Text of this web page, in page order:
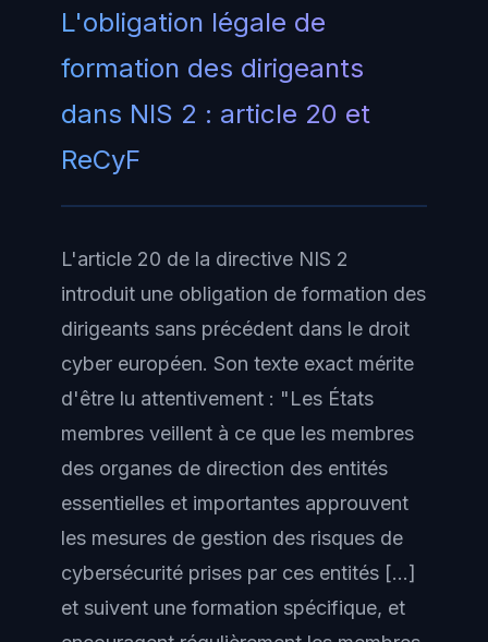
L'obligation légale de
formation des dirigeants
dans NIS 2 : article 20 et
ReCyF
L'article 20 de la directive NIS 2
introduit une obligation de formation des
dirigeants sans précédent dans le droit
cyber européen. Son texte exact mérite
d'être lu attentivement : "Les États
membres veillent à ce que les membres
des organes de direction des entités
essentielles et importantes approuvent
les mesures de gestion des risques de
cybersécurité prises par ces entités [...]
et suivent une formation spécifique, et